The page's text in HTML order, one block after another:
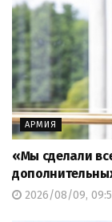
АРМИЯ
«Мы сделали
2026/08/09,